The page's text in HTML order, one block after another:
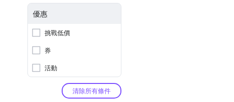
優惠
挑戰低價
券
活動
清除所有條件